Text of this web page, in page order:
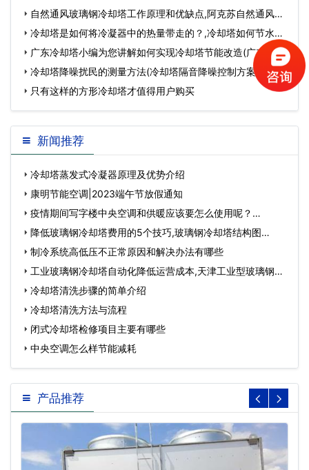
… 自然通风玻璃钢冷却塔工作原理和优缺点,阿克苏自然通风冷
区塔…
冷却塔是如何将冷凝器中的热量带走的？,冷却塔如何节水…
广东冷却塔小编为您讲解如何实现冷却塔节能改造(广东冷却
塔订购)…
冷却塔降噪扰民的测量方法(冷却塔隔音降噪控制方案)…
只有这样的方形冷却塔才值得用户购买
新闻推荐
冷却塔蒸发式冷凝器原理及优势介绍
康明节能空调|2023端午节放假通知
疫情期间写字楼中央空调和供暖应该要怎么使用呢？…
降低玻璃钢冷却塔费用的5个技巧,玻璃钢冷却塔结构图…
制冷系统高低压不正常原因和解决办法有哪些
工业玻璃钢冷却塔自动化降低运营成本,天津工业型玻璃钢冷
却塔供应…
冷却塔清洗步骤的简单介绍
冷却塔清洗方法与流程
闭式冷却塔检修项目主要有哪些
中央空调怎么样节能减耗
产品推荐